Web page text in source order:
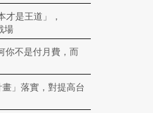
才是王道」，
場
你不是付月費，而
畫」落實，對提高台